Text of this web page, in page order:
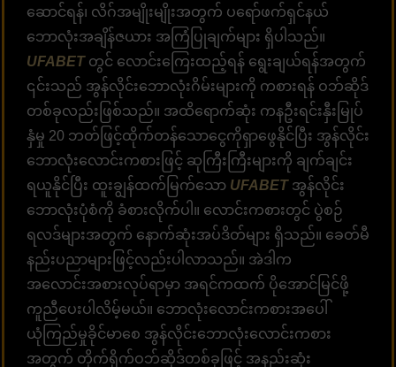
ဆောင်ရန်၊ လိဂ်အမျိုးမျိုးအတွက် ပရော်ဖက်ရှင်နယ်
ဘောလုံးအချိန်ဇယား အကြံပြုချက်များ ရှိပါသည်။
UFABETတွင် လောင်းကြေးထည့်ရန် ရွေးချယ်ရန်အတွက်
၎င်းသည် အွန်လိုင်းဘောလုံးဂိမ်းများကို ကစားရန် ဝဘ်ဆိုဒ်
တစ်ခုလည်းဖြစ်သည်။ အထိရောက်ဆုံး ကနဦးရင်းနှီးမြုပ်
နှံမှု 20 ဘတ်ဖြင့်ထိုက်တန်သောငွေကိုရှာဖွေနိုင်ပြီး အွန်လိုင်း
ဘောလုံးလောင်းကစားဖြင့် ဆုကြီးကြီးများကို ချက်ချင်း
ရယူနိုင်ပြီး ထူးချွန်ထက်မြက်သော UFABETအွန်လိုင်း
ဘောလုံးပုံစံကို ခံစားလိုက်ပါ။ လောင်းကစားတွင် ပွဲစဉ်
ရလဒ်များအတွက် နောက်ဆုံးအပ်ဒိတ်များ ရှိသည်။ ခေတ်မီ
နည်းပညာများဖြင့်လည်းပါလာသည်။ အဲဒါက
အလောင်းအစားလုပ်ရာမှာ အရင်ကထက် ပိုအောင်မြင်ဖို့
ကူညီပေးပါလိမ့်မယ်။ ဘောလုံးလောင်းကစားအပေါ်
ယုံကြည်မှုခိုင်မာစေ အွန်လိုင်းဘောလုံးလောင်းကစား
အတွက် တိုက်ရိုက်ဝဘ်ဆိုဒ်တစ်ခုဖြင့် အနည်းဆုံး